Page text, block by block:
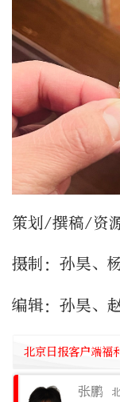
策划/撰稿/资
摄制：孙昊、
编辑：孙昊、
北京日报客户端福
张鹏